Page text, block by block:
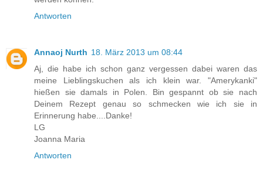
Antworten
Annaoj Nurth 18. März 2013 um 08:44
Aj, die habe ich schon ganz vergessen dabei waren das
meine Lieblingskuchen als ich klein war. "Amerykanki"
hießen sie damals in Polen. Bin gespannt ob sie nach
Deinem Rezept genau so schmecken wie ich sie in
Erinnerung habe....Danke!
LG
Joanna Maria
Antworten